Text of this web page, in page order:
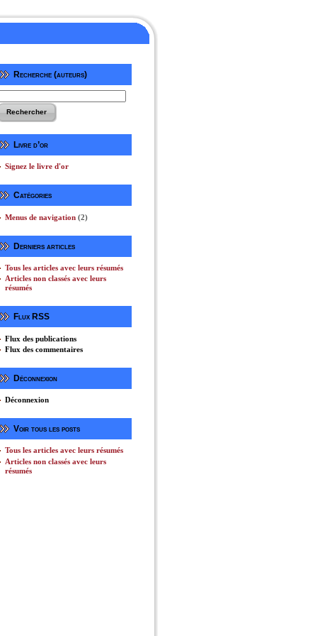
Recherche (auteurs)
Livre d’or
Signez le livre d'or
Catégories
Menus de navigation (2)
Derniers articles
Tous les articles avec leurs résumés
Articles non classés avec leurs
résumés
Flux RSS
Flux des publications
Flux des commentaires
Déconnexion
Déconnexion
Voir tous les posts
Tous les articles avec leurs résumés
Articles non classés avec leurs
résumés